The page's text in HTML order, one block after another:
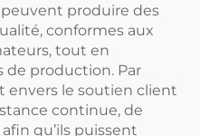
produire des
conformes aux
tout en
de production. Par
envers le soutien client
continue, de
qu’ils puissent